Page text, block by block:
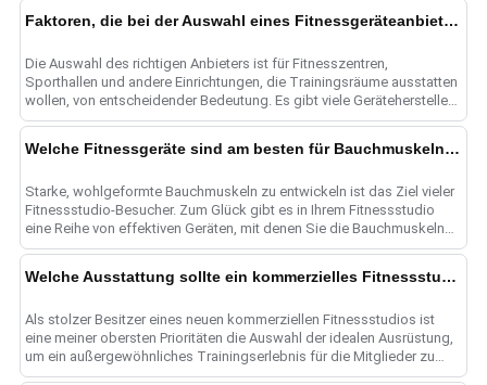
Faktoren, die bei der Auswahl eines Fitnessgeräteanbieters zu berücksichtigen sind
Die Auswahl des richtigen Anbieters ist für Fitnesszentren,
Sporthallen und andere Einrichtungen, die Trainingsräume ausstatten
wollen, von entscheidender Bedeutung. Es gibt viele Gerätehersteller
zur Auswahl......
Welche Fitnessgeräte sind am besten für Bauchmuskeln geeignet?
Starke, wohlgeformte Bauchmuskeln zu entwickeln ist das Ziel vieler
Fitnessstudio-Besucher. Zum Glück gibt es in Ihrem Fitnessstudio
eine Reihe von effektiven Geräten, mit denen Sie die Bauchmuskeln
gezielt trainieren und ......
Welche Ausstattung sollte ein kommerzielles Fitnessstudio haben?
Als stolzer Besitzer eines neuen kommerziellen Fitnessstudios ist
eine meiner obersten Prioritäten die Auswahl der idealen Ausrüstung,
um ein außergewöhnliches Trainingserlebnis für die Mitglieder zu
schaffen. ......